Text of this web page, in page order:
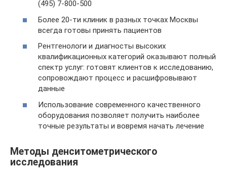
(495) 7-800-500
Более 20-ти клиник в разных точках Москвы
всегда готовы принять пациентов
Рентгенологи и диагносты высоких
квалификационных категорий оказывают полный
спектр услуг: готовят клиентов к исследованию,
сопровождают процесс и расшифровывают
данные
Использование современного качественного
оборудования позволяет получить наиболее
точные результаты и вовремя начать лечение
Методы денситометрического
исследования